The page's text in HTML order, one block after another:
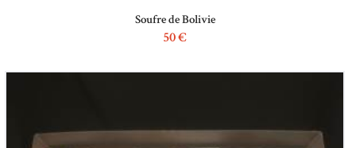
Soufre de Bolivie
50€